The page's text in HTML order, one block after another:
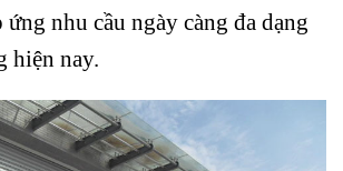
ứng nhu cầu ngày càng đa dạng
hiện nay.